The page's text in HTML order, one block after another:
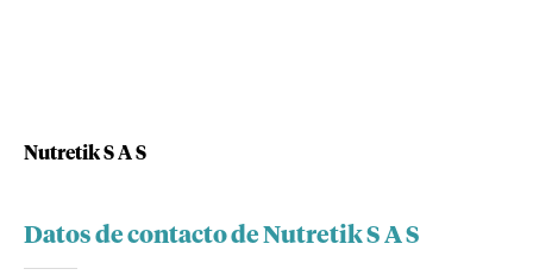
Nutretik S A S
Datos de contacto de Nutretik S A S